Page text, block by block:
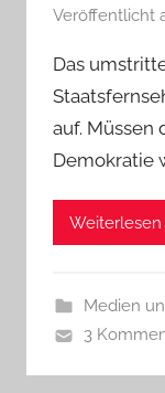
Veröffentlicht
Das
auf. Müssen
Demokratie
Weiterlesen
Medien
3